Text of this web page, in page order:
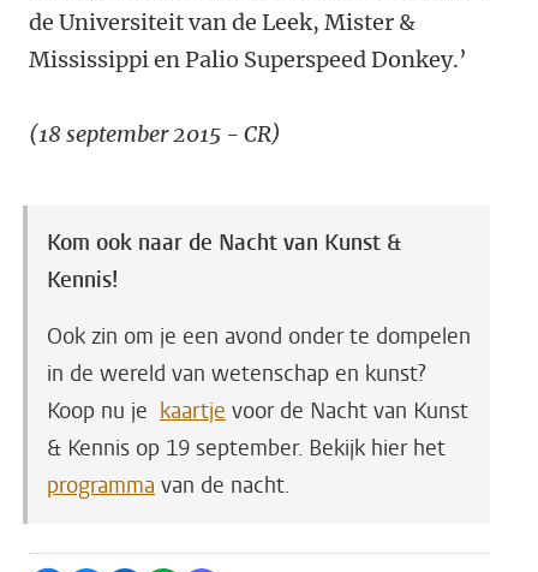
de Universiteit van de Leek, Mister &
Mississippi en Palio Superspeed Donkey.’
(18 september 2015 - CR)
Kom ook naar de Nacht van Kunst &
Kennis!
Ook zin om je een avond onder te dompelen
in de wereld van wetenschap en kunst?
Koop nu je kaartje voor de Nacht van Kunst
& Kennis op 19 september. Bekijk hier het
programma van de nacht.